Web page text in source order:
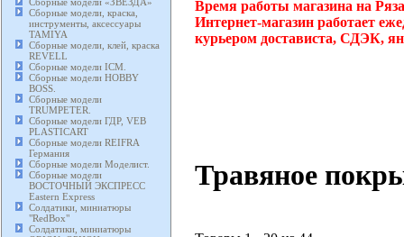
Сборные модели, краска,
инструменты, аксессуары
TAMIYA
Сборные модели, клей, краска
REVELL
Сборные модели ICM.
Сборные модели HOBBY
BOSS.
Сборные модели
TRUMPETER.
Сборные модели ГДР, VEB
PLASTICART
Сборные модели REIFRA
Германия
Сборные модели Моделист.
Сборные модели
ВОСТОЧНЫЙ ЭКСПРЕСС
Eastern Express
Солдатики, миниатюры
"RedBox"
Солдатики, миниатюры
Время работы магазина на
Интернет-магазин работает
курьером достависта, СДЭК,
Травяное